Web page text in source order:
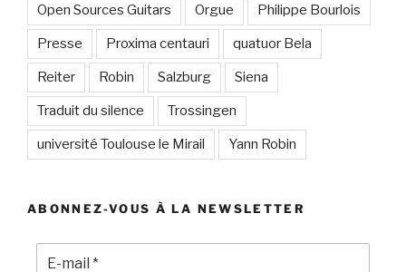
Open Sources Guitars Orgue Philippe Bourlois
Presse Proxima centauri quatuor Bela
Reiter Robin Salzburg Siena
Traduit du silence Trossingen
université Toulouse le Mirail Yann Robin
ABONNEZ-VOUS À LA NEWSLETTER